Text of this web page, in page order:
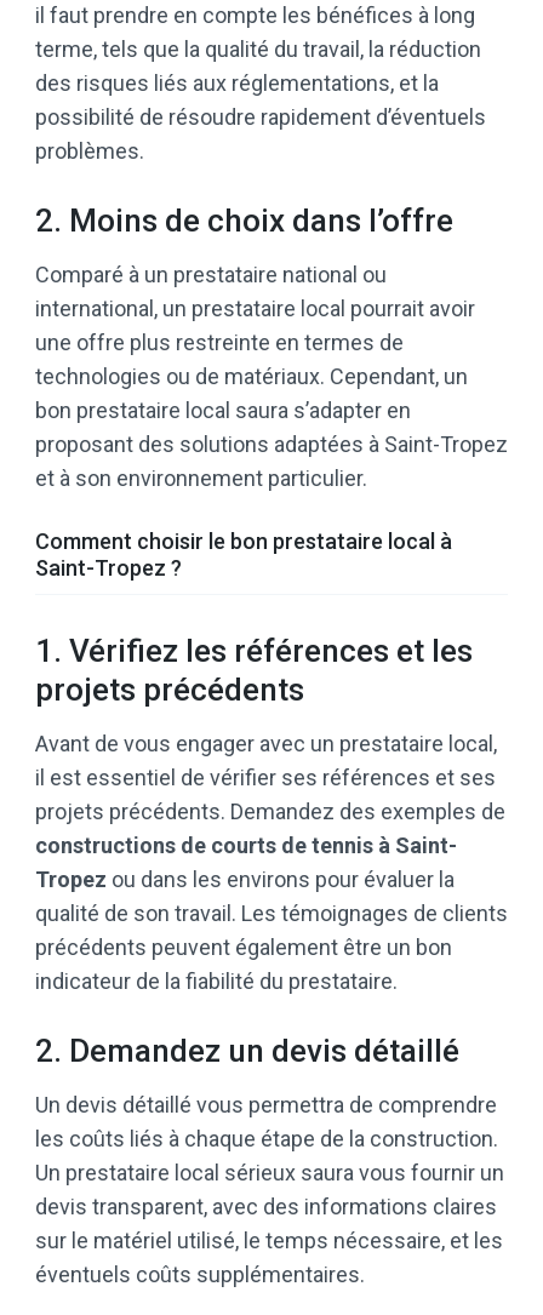
il faut prendre en compte les bénéfices à long
terme, tels que la qualité du travail, la réduction
des risques liés aux réglementations, et la
possibilité de résoudre rapidement d’éventuels
problèmes.
2. Moins de choix dans l’offre
Comparé à un prestataire national ou
international, un prestataire local pourrait avoir
une offre plus restreinte en termes de
technologies ou de matériaux. Cependant, un
bon prestataire local saura s’adapter en
proposant des solutions adaptées à Saint-Tropez
et à son environnement particulier.
Comment choisir le bon prestataire local à
Saint-Tropez ?
1. Vérifiez les références et les
projets précédents
Avant de vous engager avec un prestataire local,
il est essentiel de vérifier ses références et ses
projets précédents. Demandez des exemples de
constructions de courts de tennis à Saint-
Tropez ou dans les environs pour évaluer la
qualité de son travail. Les témoignages de clients
précédents peuvent également être un bon
indicateur de la fiabilité du prestataire.
2. Demandez un devis détaillé
Un devis détaillé vous permettra de comprendre
les coûts liés à chaque étape de la construction.
Un prestataire local sérieux saura vous fournir un
devis transparent, avec des informations claires
sur le matériel utilisé, le temps nécessaire, et les
éventuels coûts supplémentaires.